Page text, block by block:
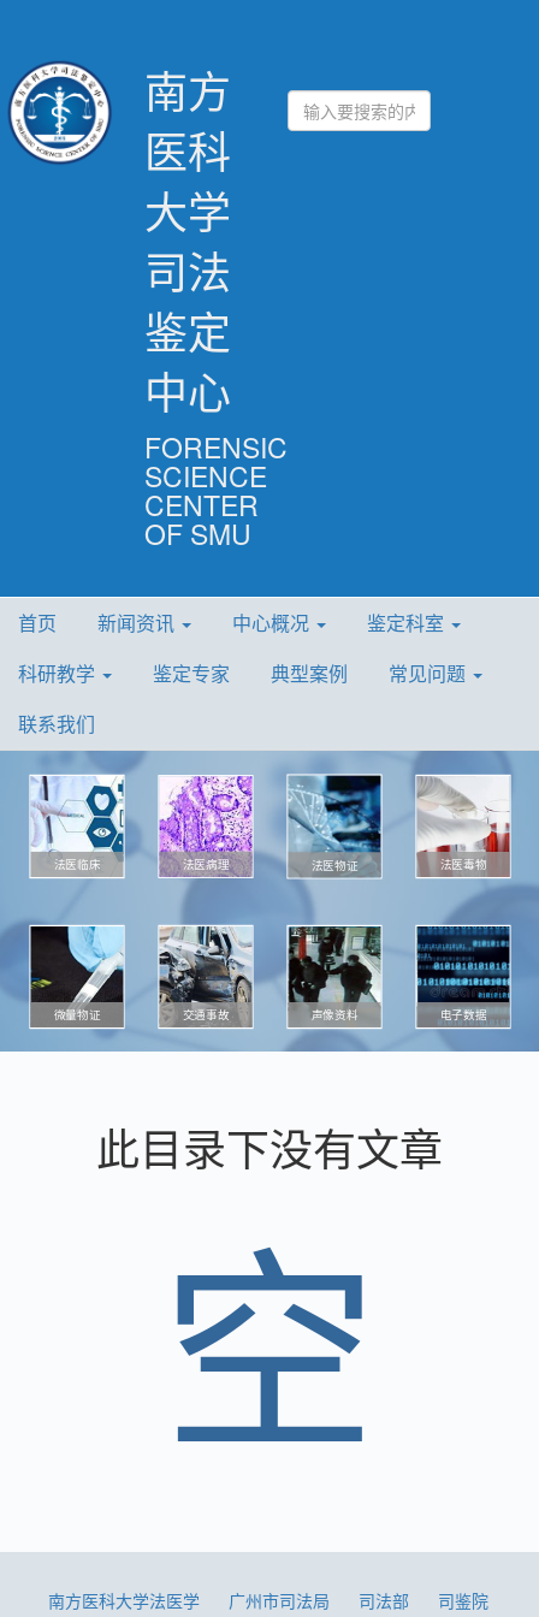
南方
医科
大学
司法
鉴定
中心
FORENSIC
SCIENCE
CENTER
OF SMU
首页 新闻资讯 中心概况
鉴定科室
科研教学
鉴定专家 典型案例
常见问题
联系我们
法医临床 法医病理 法医物证 法医毒物
微量物证 交通事故 声像资料 电子数据
此目录下没有文章
空
南方医科大学法医学 广州市司法局 司法部
司鉴院